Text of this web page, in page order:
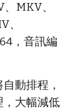
MKV、
、
，音訊編
動排程，
，大幅減低